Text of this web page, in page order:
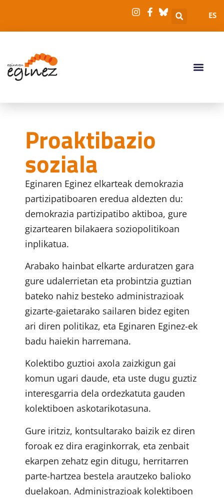
ES
Proaktibazio
soziala
Eginaren Eginez elkarteak demokrazia
partizipatiboaren eredua aldezten du:
demokrazia partizipatibo aktiboa, gure
gizartearen bilakaera soziopolitikoan
inplikatua.
Arabako hainbat elkarte arduratzen gara
gure udalerrietan eta probintzia guztian
bateko nahiz besteko administrazioak
gizarte-gaietarako sailaren bidez egiten
ari diren politikaz, eta Eginaren Eginez-ek
badu haiekin harremana.
Kolektibo guztioi axola zaizkigun gai
komun ugari daude, eta uste dugu guztiz
interesgarria dela ordezkatuta gauden
kolektiboen askotarikotasuna.
Gure iritziz, kontsultarako baizik ez diren
foroak ez dira eraginkorrak, eta zenbait
ekarpen zehatz egin ditugu, herritarren
parte-hartzea bestela arautzeko balioko
duelakoan. Administrazioak kolektiboen